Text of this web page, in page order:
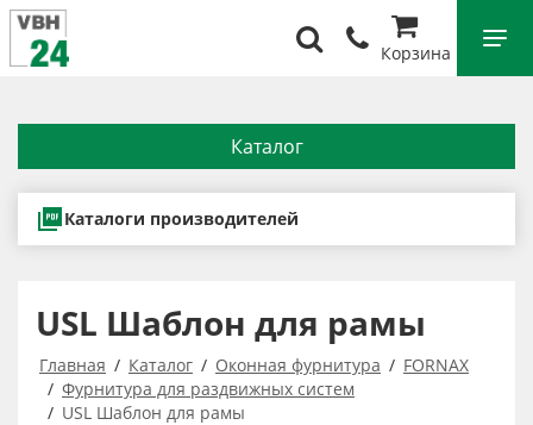
Корзина
Каталог
Каталоги производителей
USL Шаблон для рамы
Главная Каталог Оконная фурнитура
FORNAX
Фурнитура для раздвижных систем
USL Шаблон для рамы